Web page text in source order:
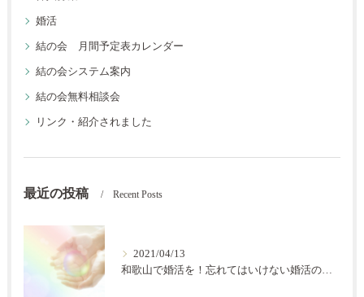
婚活
結の会 月間予定表カレンダー
結の会システム案内
結の会無料相談会
リンク・紹介されました
最近の投稿 Recent Posts
2021/04/13
和歌山で婚活を！忘れてはいけない婚活の秘訣【結の会】